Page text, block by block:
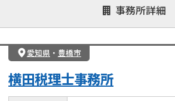
遺言書作成・遺言執行
相続放棄
遺産分割
遺留分侵害額請求
相続手続き
成年後見・任意後見
事務所詳細
愛知県 ・ 豊橋市
横田税理士事務所